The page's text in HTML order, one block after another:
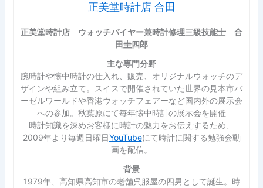
正美堂時計店 合田
正美堂時計店 ウォッチバイヤー兼時計修理三級技能士 合
田圭四郎
主な専門分野
腕時計や懐中時計の仕入れ、販売、オリジナルウォッチのデ
ザインや組み立て。スイスで開催されていた世界の見本市バ
ーゼルワールドや香港ウォッチフェアーなど国内外の展示会
への参加。秋葉原にて毎年懐中時計の展示会を開催
時計知識を深めお客様に時計の魅力をお伝えするため、
2009年より毎週日曜日YouTubeにて時計に関する勉強会動
画を配信。
背景
1979年、高知県高知市の老舗呉服屋の四男として誕生。時